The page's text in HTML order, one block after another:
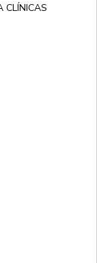
CLÍNICAS